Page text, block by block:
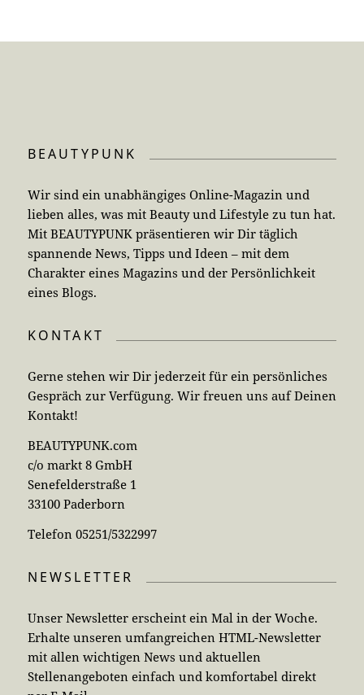
BEAUTYPUNK
Wir sind ein unabhängiges Online-Magazin und
lieben alles, was mit Beauty und Lifestyle zu tun hat.
Mit BEAUTYPUNK präsentieren wir Dir täglich
spannende News, Tipps und Ideen – mit dem
Charakter eines Magazins und der Persönlichkeit
eines Blogs.
KONTAKT
Gerne stehen wir Dir jederzeit für ein persönliches
Gespräch zur Verfügung. Wir freuen uns auf Deinen
Kontakt!
BEAUTYPUNK.com
c/o markt 8 GmbH
Senefelderstraße 1
33100 Paderborn
Telefon 05251/5322997
NEWSLETTER
Unser Newsletter erscheint ein Mal in der Woche.
Erhalte unseren umfangreichen HTML-Newsletter
mit allen wichtigen News und aktuellen
Stellenangeboten einfach und komfortabel direkt